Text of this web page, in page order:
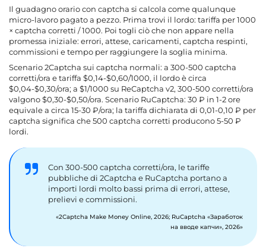
Il guadagno orariocon captcha si calcola come qualunque
micro-lavoro pagato a pezzo. Prima trovi il lordo: tariffa per 1000
× captcha corretti / 1000. Poi togli ciò che non appare nella
promessa iniziale: errori, attese, caricamenti, captcha respinti,
commissioni e tempo per raggiungere la soglia minima.
Scenario 2Captcha sui captcha normali: a 300-500 captcha
corretti/ora e tariffa $0,14-$0,60/1000, il lordo è circa
$0,04-$0,30/ora; a $1/1000 su ReCaptcha v2, 300-500 corretti/ora
valgono $0,30-$0,50/ora. Scenario RuCaptcha: 30 ₽ in 1-2 ore
equivale a circa 15-30 ₽/ora; la tariffa dichiarata di 0,01-0,10 ₽ per
captcha significa che 500 captcha corretti producono 5-50 ₽
lordi.
Con 300-500 captcha corretti/ora, le tariffe
pubbliche di 2Captcha e RuCaptcha portano a
importi lordi molto bassi prima di errori, attese,
prelievi e commissioni.
2Captcha Make Money Online, 2026; RuCaptcha «Заработок
на вводе капчи», 2026